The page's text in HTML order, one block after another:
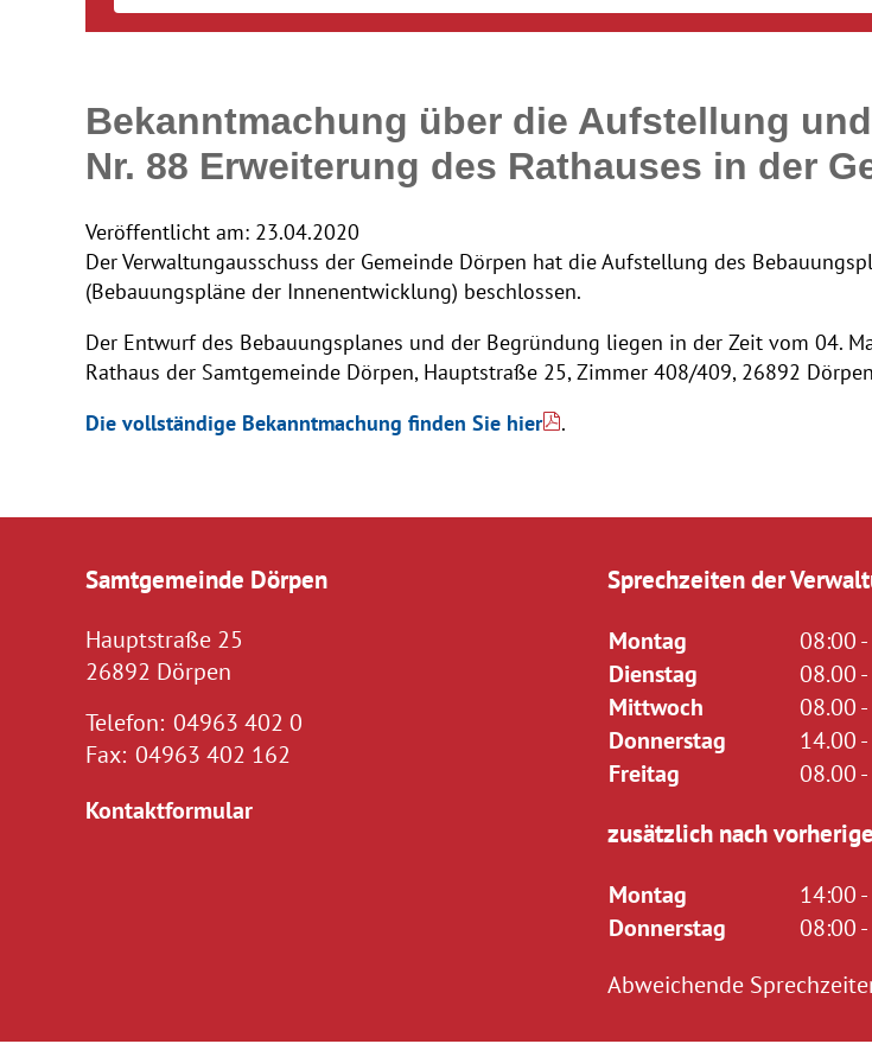
Bekanntmachung über die Aufstellung
Nr. 88 Erweiterung des Rathauses in der
Veröffentlicht am: 23.04.2020
Der Verwaltungausschuss der Gemeinde Dörpen hat die Aufstellung des
(Bebauungspläne der Innenentwicklung) beschlossen.
Der Entwurf des Bebauungsplanes und der Begründung liegen in der Zeit vom 04.
Rathaus der Samtgemeinde Dörpen, Hauptstraße 25, Zimmer 408/409, 26892
Die vollständige Bekanntmachung finden Sie hier
.
Samtgemeinde Dörpen
Hauptstraße 25
26892 Dörpen
Telefon: 04963 402 0
Fax: 04963 402 162
Kontaktformular
Sprechzeiten der
Montag
08:00
Dienstag
08.00
Mittwoch
08.00
Donnerstag
14.00
Freitag
08.00
zusätzlich nach
Montag
14:00
Donnerstag
08:00
Abweichende